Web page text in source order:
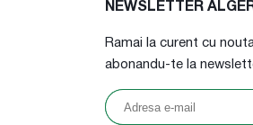
NEWSLETTER
Ramai la curent cu
abonandu-te la